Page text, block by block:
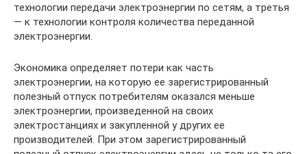
технологии передачи электроэнергии по сетям, а третья
— к технологии контроля количества переданной
электроэнергии.
Экономика определяет потери как часть
электроэнергии, на которую ее зарегистрированный
полезный отпуск потребителям оказался меньше
электроэнергии, произведенной на своих
электростанциях и закупленной у других ее
производителей. При этом зарегистрированный